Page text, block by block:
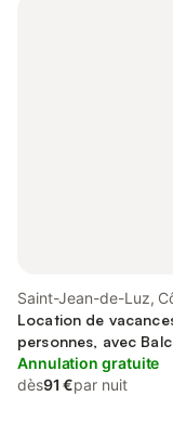
Saint-Jean-de-Luz,
Location de
personnes, avec
Annulation gratuite
dès91 €par nuit